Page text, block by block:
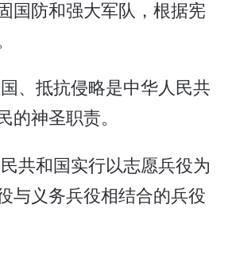
国防和强大军队，根据宪
、抵抗侵略是中华人民共
的神圣职责。
共和国实行以志愿兵役为
与义务兵役相结合的兵役